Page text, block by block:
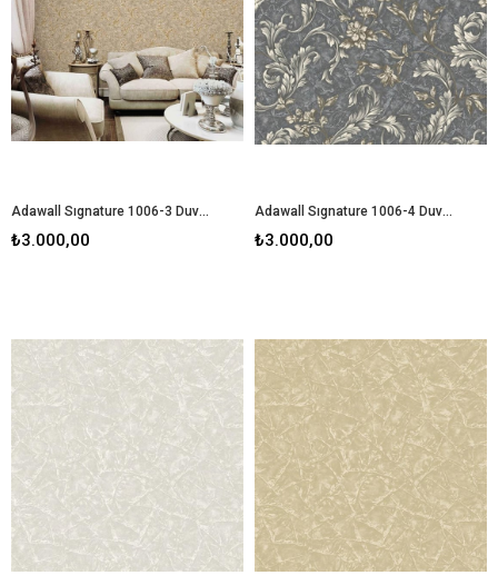
Adawall Sıgnature 1006-3 Duvar Kağıdı
₺3.000,00
Adawall Sıgnature 1006-4 Duvar Kağıdı
₺3.000,00